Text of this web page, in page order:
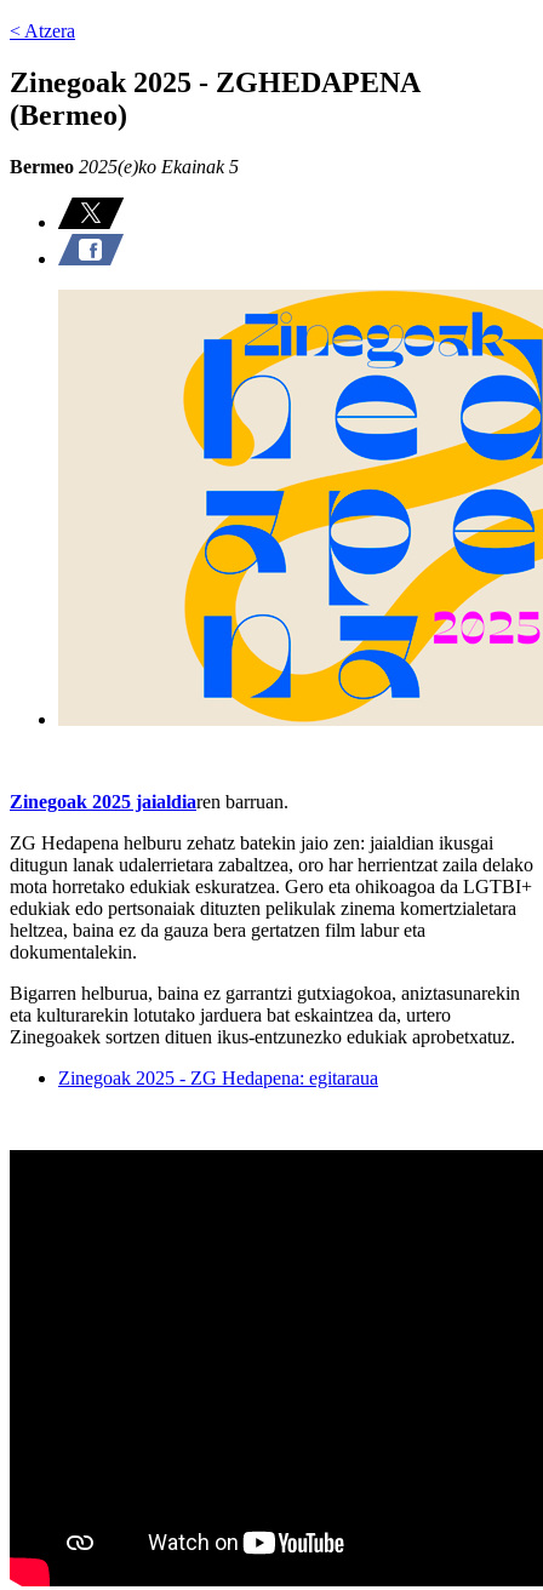
< Atzera
Zinegoak 2025 - ZGHEDAPENA
(Bermeo)
Bermeo 2025(e)ko Ekainak 5
Zinegoak 2025 jaialdiaren barruan.
ZG Hedapena helburu zehatz batekin jaio zen: jaialdian ikusgai
ditugun lanak udalerrietara zabaltzea, oro har herrientzat zaila delako
mota horretako edukiak eskuratzea. Gero eta ohikoagoa da LGTBI+
edukiak edo pertsonaiak dituzten pelikulak zinema komertzialetara
heltzea, baina ez da gauza bera gertatzen film labur eta
dokumentalekin.
Bigarren helburua, baina ez garrantzi gutxiagokoa, aniztasunarekin
eta kulturarekin lotutako jarduera bat eskaintzea da, urtero
Zinegoakek sortzen dituen ikus-entzunezko edukiak aprobetxatuz.
Zinegoak 2025 - ZG Hedapena: egitaraua